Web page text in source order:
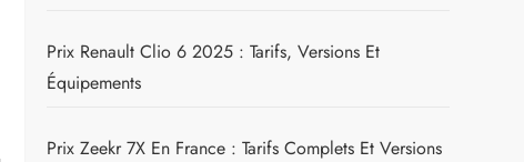
Prix Renault Clio 6 2025 : Tarifs, Versions Et
Équipements
Prix Zeekr 7X En France : Tarifs Complets Et Versions